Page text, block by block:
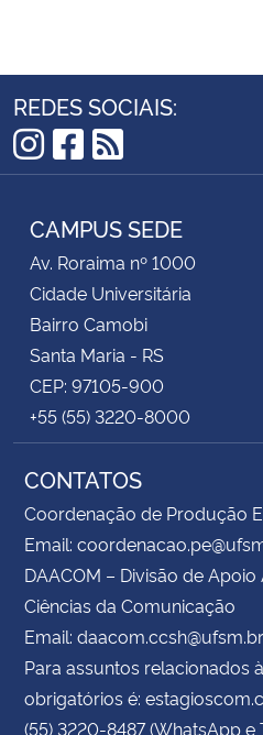
REDES SOCIAIS:
Instagram
Facebook
RSS
CAMPUS SEDE
Av. Roraima nº 1000
Cidade Universitária
Bairro Camobi
Santa Maria - RS
CEP: 97105-900
+55 (55) 3220-8000
CONTATOS
Coordenação de Produção
Email:
DAACOM – Divisão de
Ciências da Comunicação
Email: daacom.ccsh@ufsm.br
Para assuntos relacionados
obrigatórios é:
(55) 3220-8487 (WhatsApp e